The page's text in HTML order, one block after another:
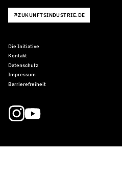
ZUKUNFTSINDUSTRIE.DE
Die Initiative
Kontakt
Datenschutz
Impressum
Barrierefreiheit